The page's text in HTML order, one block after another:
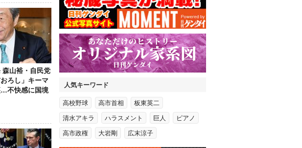
森山裕・自民党
ろし」キーマ
…不快感に国境
人気キーワード
高校野球 高市首相 板東英二
清水アキラ ハラスメント 巨人 ピアノ
高市政権 大岩剛 広末涼子